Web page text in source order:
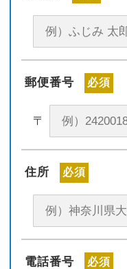
郵便番号 必須
〒
住所 必須
電話番号 必須